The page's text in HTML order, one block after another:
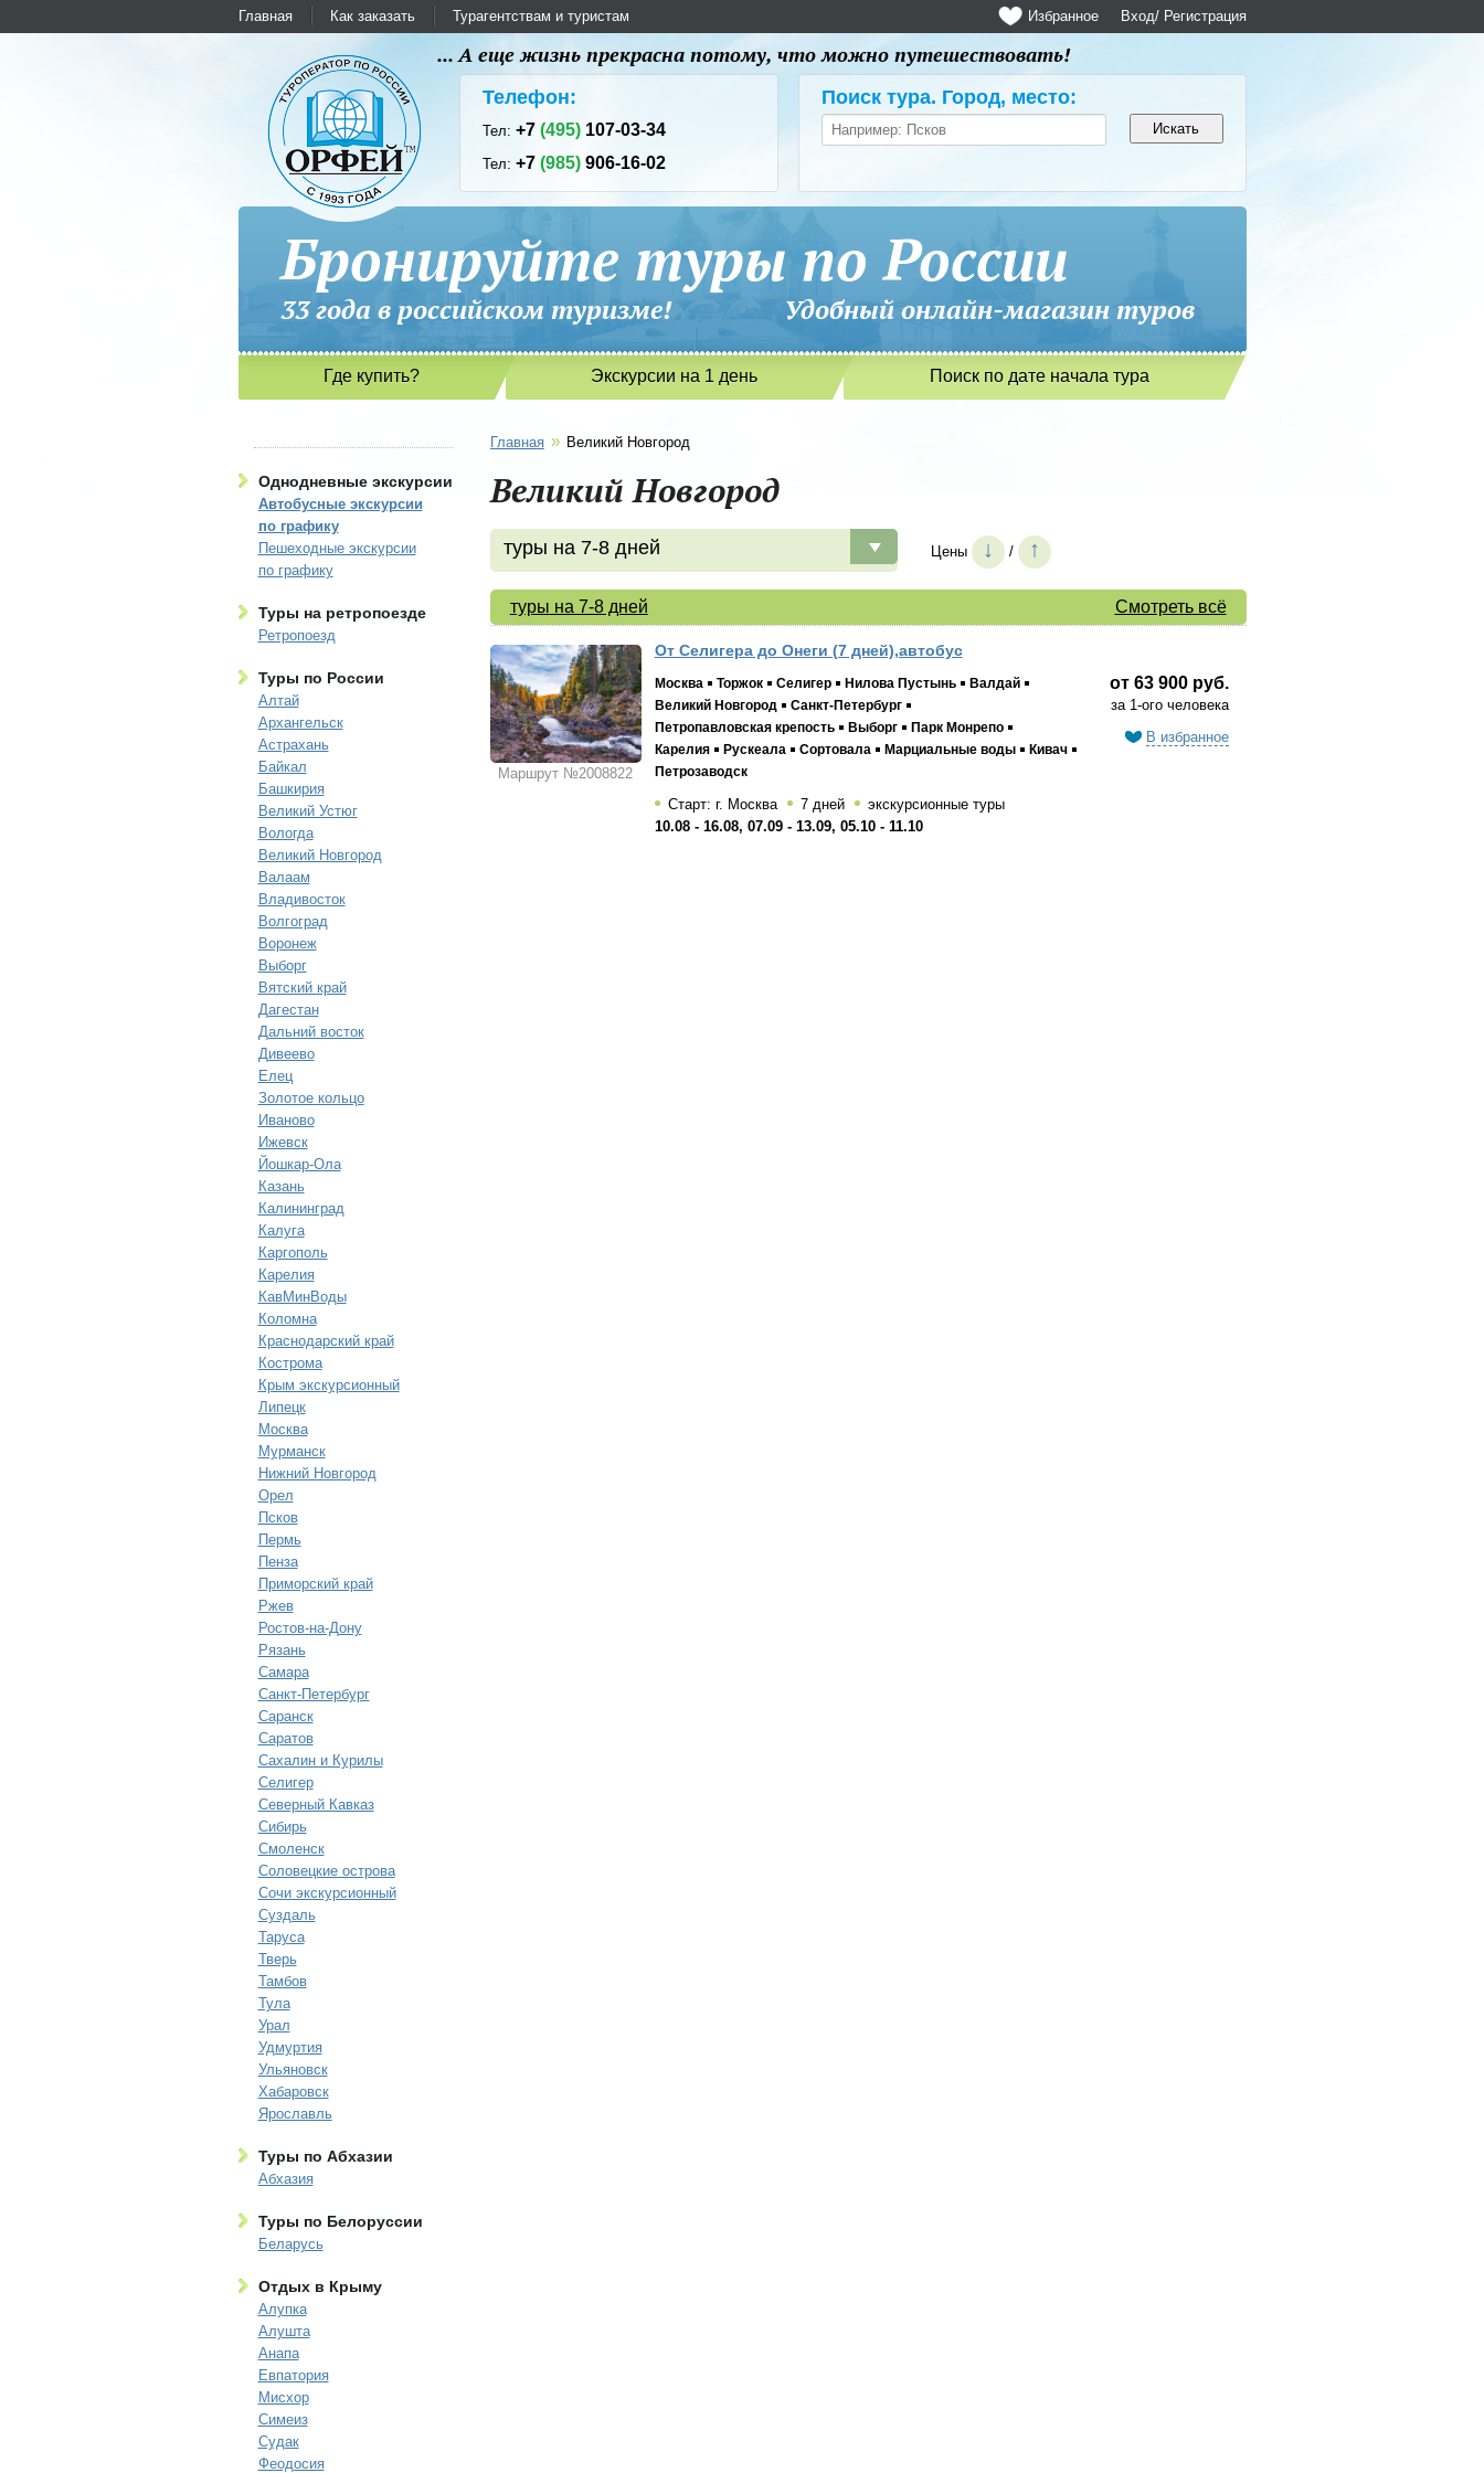
Главная Как заказать Турагентствам и туристам Вход/ Регистрация
Избранное
... А еще жизнь прекрасна потому, что можно путешествовать!
Телефон:
Тел:+7(495) 107-03-34
Тел:+7(985) 906-16-02
Поиск тура. Город, место:
Бронируйте туры по России
33 года в российском туризме! Удобный онлайн-магазин туров
Где купить? Экскурсии на 1 день Поиск по дате начала тура
Однодневные экскурсии
Автобусные экскурсии
по графику
Пешеходные экскурсии
по графику
Туры на ретропоезде
Ретропоезд
Туры по России
Алтай
Архангельск
Астрахань
Байкал
Башкирия
Великий Устюг
Вологда
Великий Новгород
Валаам
Владивосток
Волгоград
Воронеж
Выборг
Вятский край
Дагестан
Дальний восток
Дивеево
Елец
Золотое кольцо
Иваново
Ижевск
Йошкар-Ола
Казань
Калининград
Калуга
Каргополь
Карелия
КавМинВоды
Коломна
Краснодарский край
Кострома
Крым экскурсионный
Липецк
Москва
Мурманск
Нижний Новгород
Орел
Псков
Пермь
Пенза
Приморский край
Ржев
Ростов-на-Дону
Рязань
Самара
Санкт-Петербург
Саранск
Саратов
Сахалин и Курилы
Селигер
Северный Кавказ
Сибирь
Смоленск
Соловецкие острова
Сочи экскурсионный
Суздаль
Таруса
Тверь
Тамбов
Тула
Урал
Удмуртия
Ульяновск
Хабаровск
Ярославль
Туры по Абхазии
Абхазия
Туры по Белоруссии
Беларусь
Отдых в Крыму
Алупка
Алушта
Анапа
Евпатория
Мисхор
Симеиз
Судак
Феодосия
Главная » Великий Новгород
Великий Новгород
туры на 7-8 дней Цены ↓ / ↑
туры на 7-8 дней Смотреть всё
Маршрут №2008822
От Селигера до Онеги (7 дней),автобус
Москва Торжок Селигер Нилова Пустынь
Валдай
Великий Новгород
Санкт-Петербург
Петропавловская крепость
Выборг
Парк Монрепо
Карелия
Рускеала Сортовала Марциальные воды
Кивач
Петрозаводск
Старт: г. Москва 7 дней
экскурсионные туры
10.08 - 16.08, 07.09 - 13.09, 05.10 - 11.10
от 63 900 руб.
за 1-ого человека
В избранное